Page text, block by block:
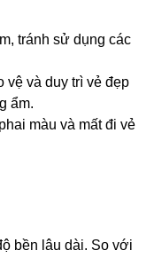
tránh sử dụng các
vệ và duy trì vẻ đẹp
ẩm.
màu và mất đi vẻ
bền lâu dài. So với